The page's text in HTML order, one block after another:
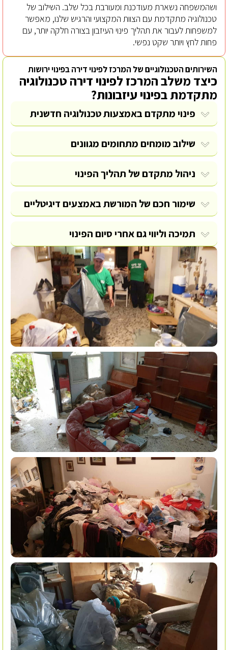
ושהמשפחה נשארת מעודכנת ומעורבת בכל שלב. השילוב של
טכנולוגיה מתקדמת עם הצוות המקצועי והרגיש שלנו, מאפשר
למשפחות לעבור את תהליך פינוי העיזבון בצורה חלקה יותר, עם
פחות לחץ ויותר שקט נפשי.
השירותים הטכנולוגיים של המרכז לפינוי דירה בפינוי ירושות
כיצד משלב המרכז לפינוי דירה טכנולוגיה
מתקדמת בפינוי עיזבונות?
פינוי מתקדם באמצעות טכנולוגיה חדשנית
שילוב מומחים מתחומים מגוונים
ניהול מתקדם של תהליך הפינוי
שימור חכם של המורשת באמצעים דיגיטליים
תמיכה וליווי גם אחרי סיום הפינוי